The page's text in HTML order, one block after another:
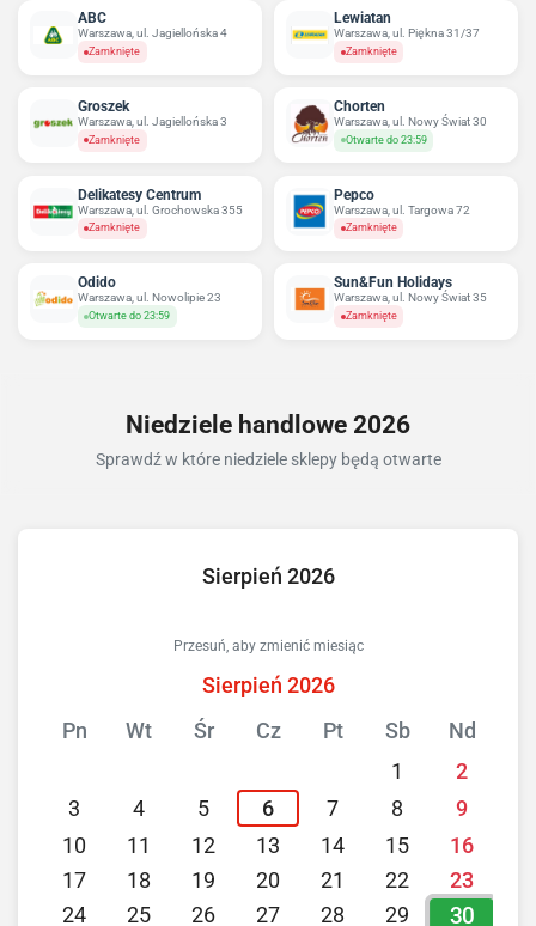
ABC
Warszawa, ul. Jagiellońska 4
Zamknięte
Lewiatan
Warszawa, ul. Piękna 31/37
Zamknięte
Groszek
Warszawa, ul. Jagiellońska 3
Zamknięte
Chorten
Warszawa, ul. Nowy Świat 30
Otwarte do 23:59
Delikatesy Centrum
Warszawa, ul. Grochowska 355
Zamknięte
Pepco
Warszawa, ul. Targowa 72
Zamknięte
Odido
Warszawa, ul. Nowolipie 23
Otwarte do 23:59
Sun&Fun Holidays
Warszawa, ul. Nowy Świat 35
Zamknięte
Niedziele handlowe 2026
Sprawdź w które niedziele sklepy będą otwarte
Sierpień 2026
Przesuń, aby zmienić miesiąc
Sierpień 2026
Pn
Wt Śr Cz Pt Sb
Nd
1
2
3
4 5 6 7 8
9
10
11 12 13 14 15
16
17
18 19 20 21 22
23
24
25 26 27 28 29 30